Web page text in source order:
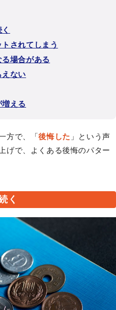
されてしまう
場合がある
ない
える
方で、「後悔した 」という声
げで、よくある後悔のパター
く